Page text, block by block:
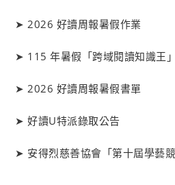
➤2026 好讀周報暑假作業
➤ 115 年暑假「跨域閱讀知識王」
➤2026 好讀周報暑假書單
➤好讀U特派錄取公告
➤ 安得烈慈善協會「第十屆學藝